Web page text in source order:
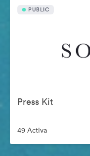
PUBLIC
Press Kit
49 Activa